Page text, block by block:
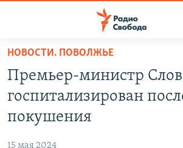
упрощенного
доступа
основному
ПОДКАСТЫ
АВТОРСКИЕ ПРОЕКТЫ
НОВОСТИ. ПОВОЛЖЬЕ
Премьер-министр
госпитализирован
покушения
15 мая 2024